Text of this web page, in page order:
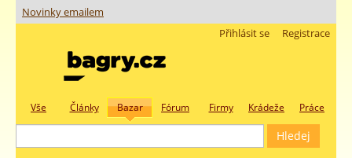
Novinky emailem
Registrace
Přihlásit se
Vše Články Bazar Fórum Firmy Krádeže Práce